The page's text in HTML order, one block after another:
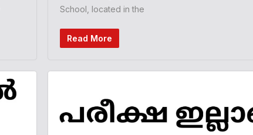
School, located in the
Read More